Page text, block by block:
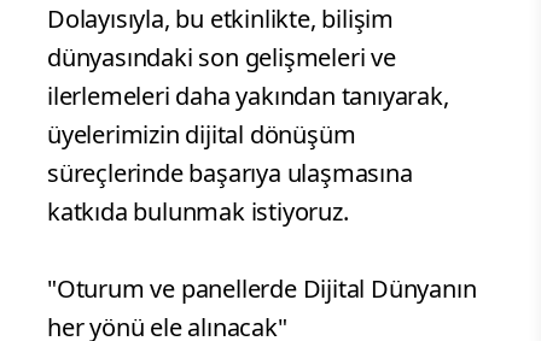
Dolayısıyla, bu etkinlikte, bilişim
dünyasındaki son gelişmeleri ve
ilerlemeleri daha yakından tanıyarak,
üyelerimizin dijital dönüşüm
süreçlerinde başarıya ulaşmasına
katkıda bulunmak istiyoruz.
"Oturum ve panellerde Dijital Dünyanın
her yönü ele alınacak"